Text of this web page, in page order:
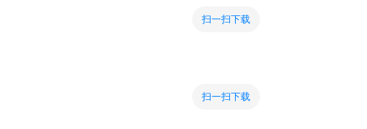
扫一扫下载
扫一扫下载